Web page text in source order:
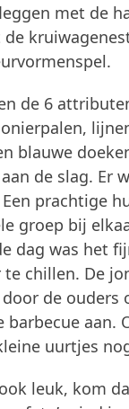
met de
de 6
blauwe
de slag. Er
prachtige
groep bij
dag was het
chillen. De
de ouders
barbecue aan.
uurtjes
leuk, kom